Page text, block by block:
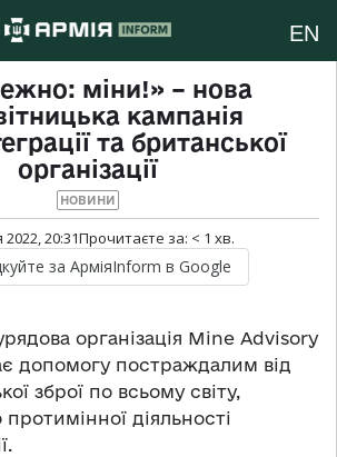
EN
міни!» – нова
кампанія
та британської
організації
НОВИНИ
20:31Прочитаєте за: < 1 хв.
за АрміяInform в Google
організація Mine Advisory
допомогу постраждалим від
зброї по всьому світу,
діяльності